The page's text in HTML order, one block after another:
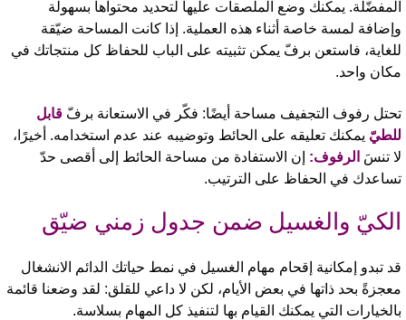
يمكنك وضع الملصقات عليها لتحديد محتواها بسهولة
لمسة خاصة أثناء هذه العملية. إذا كانت المساحة ضيّقة
فاستعن برفّ يمكن تثبيته على الباب للحفاظ كل منتجاتك في
واحد.
رفوف التجفيف مساحة أيضًا: فكّر في الاستعانة برفّقابل
يمكنك تعليقه على الحائط وتوضيبه عند عدم استخدامه. أخيرًا،
تنسَ الرفوف: إن الاستفادة من مساحة الحائط إلى أقصى حدّ
في الحفاظ على الترتيب.
والغسيل ضمن جدول زمني ضيّق
تبدو إمكانية إقحام مهام الغسيل في نمط حياتك الدائم الانشغال
بحد ذاتها في بعض الأيام، لكن لا داعي للقلق: لقد وضعنا قائمة
التي يمكنك القيام بها لتنفيذ كل المهام بسلاسة.